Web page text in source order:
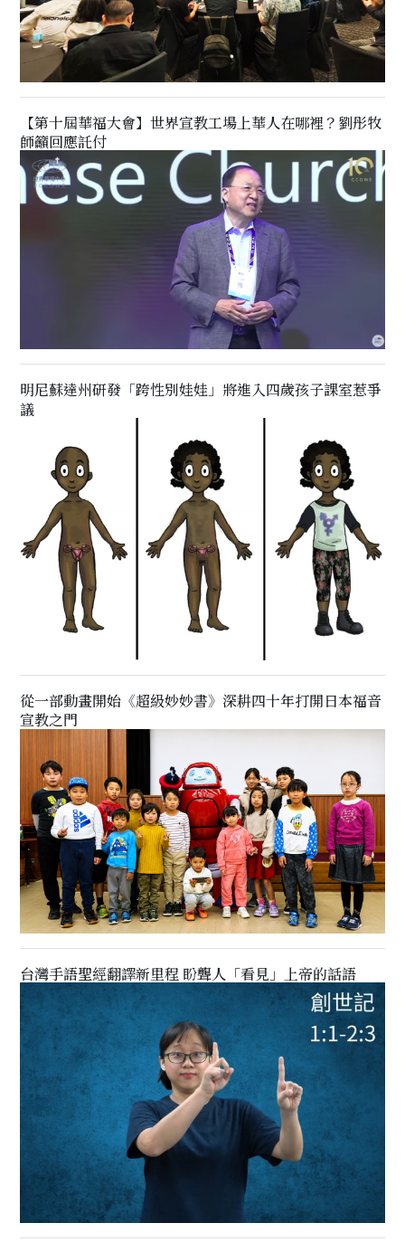
【第十屆華福大會】世界宣教工場上華人在哪裡？劉彤牧
師籲回應託付
明尼蘇達州研發「跨性別娃娃」將進入四歲孩子課室惹爭
議
從一部動畫開始《超級妙妙書》深耕四十年打開日本福音
宣教之門
台灣手語聖經翻譯新里程 盼聾人「看見」上帝的話語